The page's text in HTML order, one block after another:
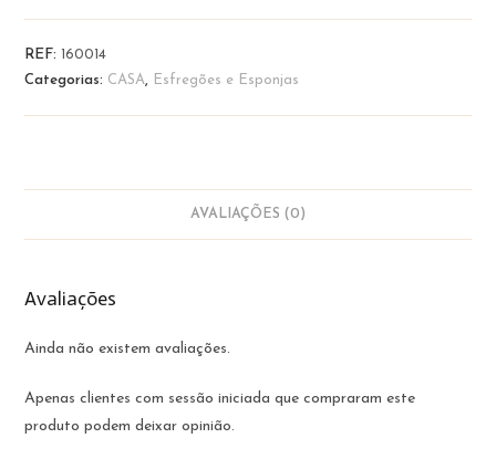
REF:160014
Categorias: CASA, Esfregões e Esponjas
AVALIAÇÕES (0)
Avaliações
Ainda não existem avaliações.
Apenas clientes com sessão iniciada que compraram este
produto podem deixar opinião.